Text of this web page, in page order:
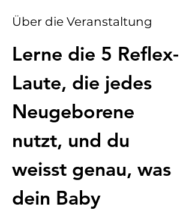
Über die Veranstaltung
Lerne die 5 Reflex-
Laute, die jedes
Neugeborene
nutzt, und du
weisst genau, was
dein Baby